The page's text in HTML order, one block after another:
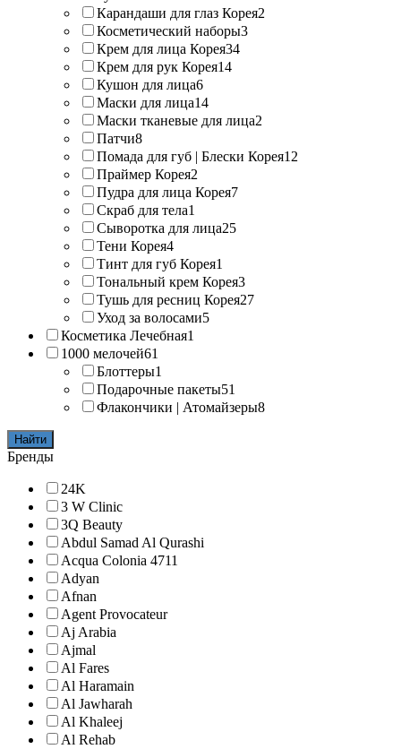
Карандаши для глаз Корея2
Косметический наборы3
Крем для лица Корея34
Крем для рук Корея14
Кушон для лица6
Маски для лица14
Маски тканевые для лица2
Патчи8
Помада для губ | Блески Корея12
Праймер Корея2
Пудра для лица Корея7
Скраб для тела1
Сыворотка для лица25
Тени Корея4
Тинт для губ Корея1
Тональный крем Корея3
Тушь для ресниц Корея27
Уход за волосами5
Косметика Лечебная1
1000 мелочей61
Блоттеры1
Подарочные пакеты51
Флакончики | Атомайзеры8
Найти
Бренды
24K
3 W Clinic
3Q Beauty
Abdul Samad Al Qurashi
Acqua Colonia 4711
Adyan
Afnan
Agent Provocateur
Aj Arabia
Ajmal
Al Fares
Al Haramain
Al Jawharah
Al Khaleej
Al Rehab